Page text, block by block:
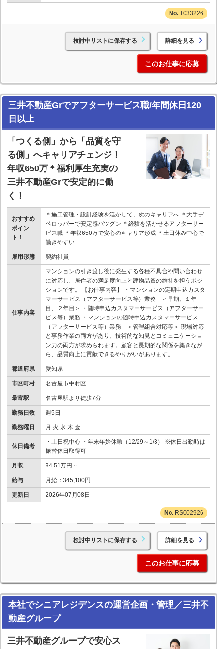
T033226
検討中リストに保存する 詳細を見る
このお仕事に応募
三井不動産Grでアフターサービス職/年間休日120
日以上
「つくる側」から「品質を守
る側」へキャリアチェンジ！
年収650万＊福利厚生充実の
三井不動産Grで安定的に働
く！
おすすめ
ポイン
ト！
＊施工管理・設計経験を活かして、次のキャリアへ ＊大手デ
ベロッパーで安定感バツグン ＊経験を活かせるアフターサー
ビス職 ＊年収650万で安心のキャリア形成 ＊土日休み中心で
働きやすい
雇用形態 契約社員
仕事内容
マンションの引き渡し後に発生する各種不具合や問い合わせ
に対応し、居住者の満足度向上と建物品質の維持を担うポジ
ションです。 【お仕事内容】 ・マンションの定期申込カスタ
マーサービス（アフターサービス等）業務 ＜早期、１年
目、２年目＞ ・随時申込カスタマーサービス（アフターサー
ビス等）業務 ・マンションの随時申込カスタマーサービス
（アフターサービス等）業務 ＜管理組合対応等＞ 現場対応
と事務作業の両方があり、技術的な知見とコミュニケーショ
ン力の両方が求められます。顧客と長期的な関係を築きなが
ら、品質向上に貢献できるやりがいがあります。
都道府県 愛知県
市区町村 名古屋市中村区
最寄駅 名古屋駅より徒歩7分
勤務日数 週5日
勤務曜日 月 火 水 木 金
休日備考
・土日祝中心 ・年末年始休暇（12/29～1/3） ※休日出勤時は
振替休日取得可
月収 34.51万円～
給与 月給：345,100円
更新日 2026年07月08日
RS002926
検討中リストに保存する 詳細を見る
このお仕事に応募
本社でシニアレジデンスの運営企画・管理／三井不
動産グループ
三井不動産グループで安心ス